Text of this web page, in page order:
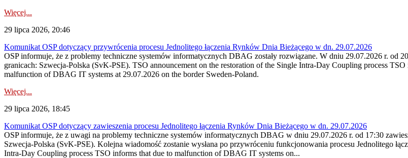
Więcej...
29 lipca 2026, 20:46
Komunikat OSP dotyczący przywrócenia procesu Jednolitego łączenia Rynków Dnia Bieżącego w dn. 29.07.2026
OSP informuje, że z problemy techniczne systemów informatycznych DBAG zostały rozwiązane. W dniu 29.07.2026 r. od
granicach: Szwecja-Polska (SvK-PSE). TSO announcement on the restoration of the Single Intra-Day Coupling process
malfunction of DBAG IT systems at 29.07.2026 on the border Sweden-Poland.
Więcej...
29 lipca 2026, 18:45
Komunikat OSP dotyczący zawieszenia procesu Jednolitego łączenia Rynków Dnia Bieżącego w dn. 29.07.2026
OSP informuje, że z uwagi na problemy techniczne systemów informatycznych DBAG w dniu 29.07.2026 r. od 17:30
Szwecja-Polska (SvK-PSE). Kolejna wiadomość zostanie wysłana po przywróceniu funkcjonowania procesu Jednolitego
Intra-Day Coupling process TSO informs that due to malfunction of DBAG IT systems on...